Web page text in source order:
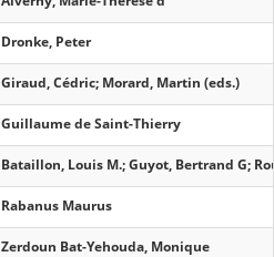
Dronke, Peter
Giraud, Cédric; Morard, Martin (eds.)
Guillaume de Saint-Thierry
Bataillon, Louis M.; Guyot, Bertrand G;
Rabanus Maurus
Zerdoun Bat-Yehouda, Monique